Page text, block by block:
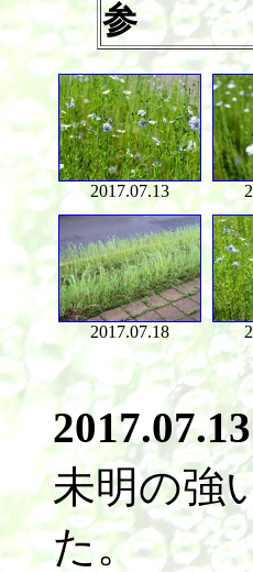
参
2017.07.13
2017.07.18
未明の強
た。